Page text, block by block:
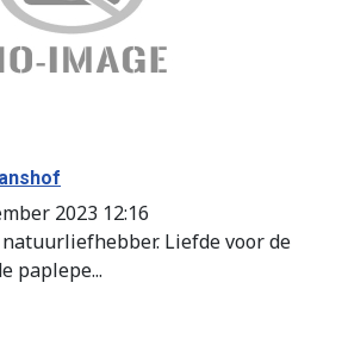
2023 12:16
Liefde voor de
paplepe...